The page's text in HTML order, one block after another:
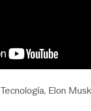
Tecnología Elon Musk